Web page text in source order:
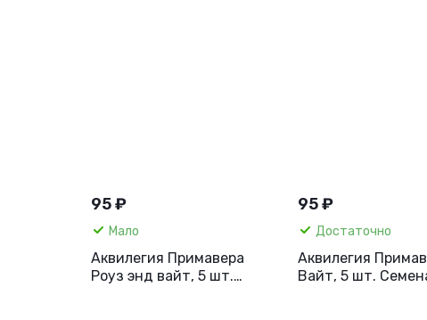
95 ₽
Мало
Аквилегия Примавера
Роуз энд вайт, 5 шт.
95 ₽
Достаточно
Аквилегия
Вайт, 5 шт.